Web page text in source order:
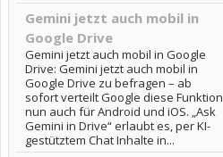
Gemini jetzt auch mobil in
Google Drive
Gemini jetzt auch mobil in Google
Drive: Gemini jetzt auch mobil in
Google Drive zu befragen – ab
sofort verteilt Google diese Funktion
nun auch für Android und iOS. „Ask
Gemini in Drive“ erlaubt es, per KI-
gestütztem Chat Inhalte in...